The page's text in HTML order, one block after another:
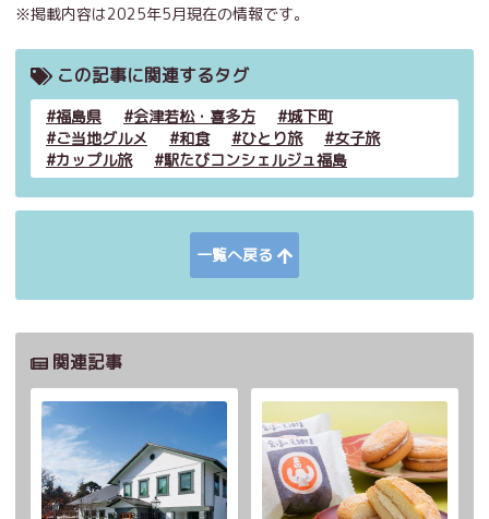
※掲載内容は2025年5月現在の情報です。
この記事に関連するタグ
福島県 会津若松・喜多方
城下町
ご当地グルメ
和食 ひとり旅
女子旅
カップル旅
駅たびコンシェルジュ福島
一覧へ戻る
関連記事